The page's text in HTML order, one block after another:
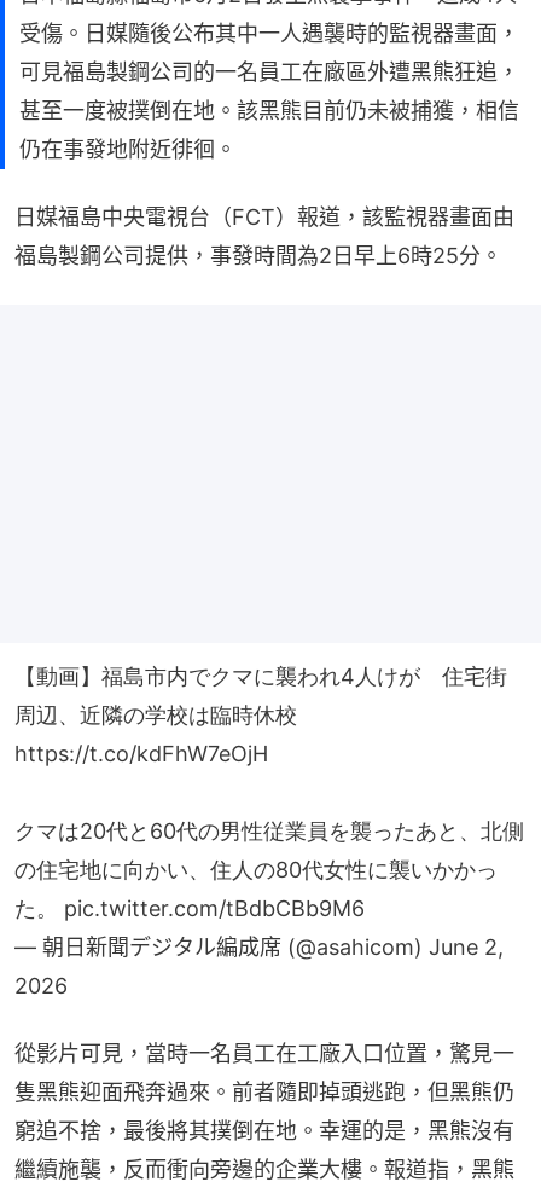
受傷。日媒隨後公布其中一人遇襲時的監視器畫面，
可見福島製鋼公司的一名員工在廠區外遭黑熊狂追，
甚至一度被撲倒在地。該黑熊目前仍未被捕獲，相信
仍在事發地附近徘徊。
日媒福島中央電視台（FCT）報道，該監視器畫面由
福島製鋼公司提供，事發時間為2日早上6時25分。
【動画】福島市内でクマに襲われ4人けが 住宅街
周辺、近隣の学校は臨時休校
https://t.co/kdFhW7eOjH
クマは20代と60代の男性従業員を襲ったあと、北側
の住宅地に向かい、住人の80代女性に襲いかかっ
た。 pic.twitter.com/tBdbCBb9M6
— 朝日新聞デジタル編成席 (@asahicom) June 2,
2026
從影片可見，當時一名員工在工廠入口位置，驚見一
隻黑​​熊迎面飛奔過來。前者隨即掉頭逃跑，但黑熊仍
窮追不捨，最後將其撲倒在地。幸運的是，黑熊沒有
繼續施襲，反而衝向旁邊的企業大樓。報道指，黑熊